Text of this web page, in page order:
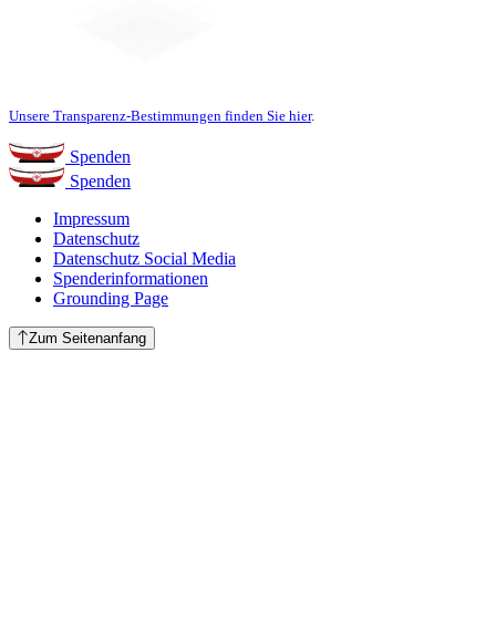
Unsere Transparenz-Bestimmungen finden Sie hier.
Spenden
Spenden
Impressum
Datenschutz
Datenschutz Social Media
Spenderinformationen
Grounding Page
Zum Seitenanfang